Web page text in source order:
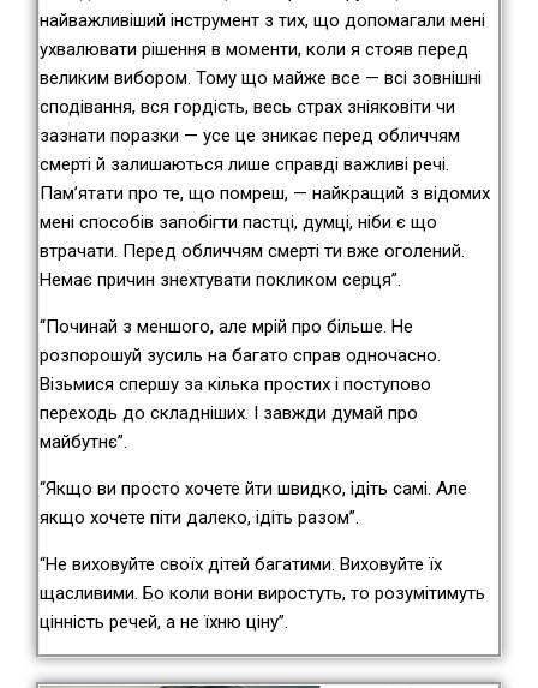
найважливіший інструмент з тих, що допомагали мені
ухвалювати рішення в моменти, коли я стояв перед
великим вибором. Тому що майже все — всі зовнішні
сподівання, вся гордість, весь страх зніяковіти чи
зазнати поразки — усе це зникає перед обличчям
смерті й залишаються лише справді важливі речі.
Пам’ятати про те, що помреш, — найкращий з відомих
мені способів запобігти пастці, думці, ніби є що
втрачати. Перед обличчям смерті ти вже оголений.
Немає причин знехтувати покликом серця”.
“Починай з меншого, але мрій про більше. Не
розпорошуй зусиль на багато справ одночасно.
Візьмися спершу за кілька простих і поступово
переходь до складніших. І завжди думай про
майбутнє”.
“Якщо ви просто хочете йти швидко, ідіть самі. Але
якщо хочете піти далеко, ідіть разом”.
“Не виховуйте своїх дітей багатими. Виховуйте їх
щасливими. Бо коли вони виростуть, то розумітимуть
цінність речей, а не їхню ціну”.